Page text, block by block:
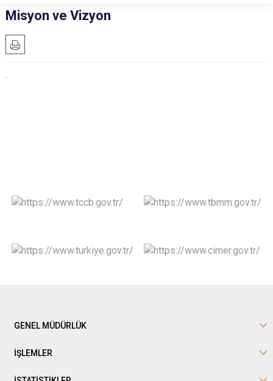
Misyon ve Vizyon
.
GENEL MÜDÜRLÜK
İŞLEMLER